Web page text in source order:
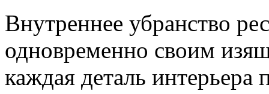
Внутреннее убранство
одновременно своим
каждая деталь